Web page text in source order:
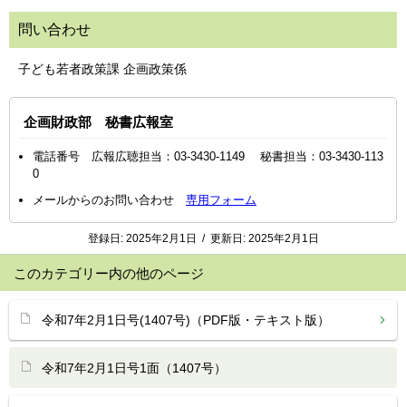
問い合わせ
子ども若者政策課 企画政策係
企画財政部 秘書広報室
電話番号 広報広聴担当：03-3430-1149 秘書担当：03-3430-113
0
メールからのお問い合わせ 専用フォーム
登録日: 2025年2月1日 / 更新日: 2025年2月1日
このカテゴリー内の他のページ
令和7年2月1日号(1407号)（PDF版・テキスト版）
令和7年2月1日号1面（1407号）